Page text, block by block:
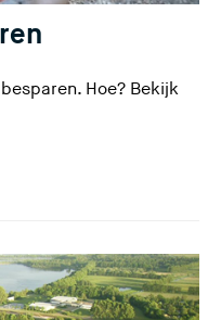
Hoe? Bekijk